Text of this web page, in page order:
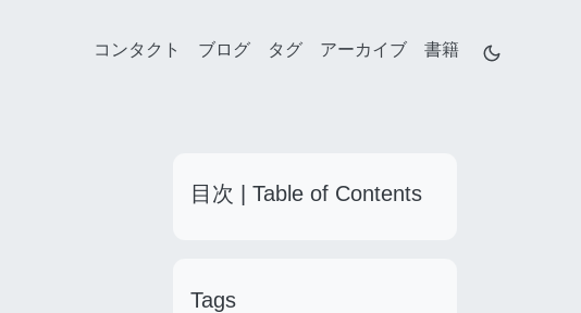
コンタクト ブログ タグ アーカイブ 書籍
目次 | Table of Contents
Tags